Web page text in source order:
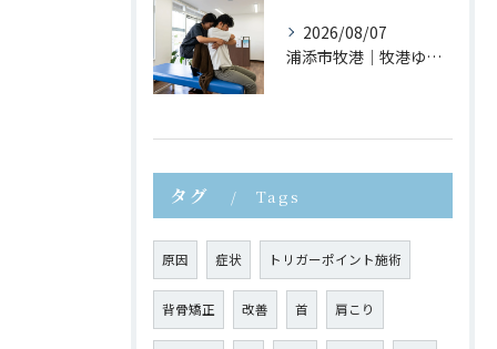
2026/08/07
浦添市牧港｜牧港ゆがみ鍼灸整骨院｜猫背が疲れやすさにつながる理由とは？
タグ Tags
原因 症状 トリガーポイント施術
背骨矯正 改善 首 肩こり